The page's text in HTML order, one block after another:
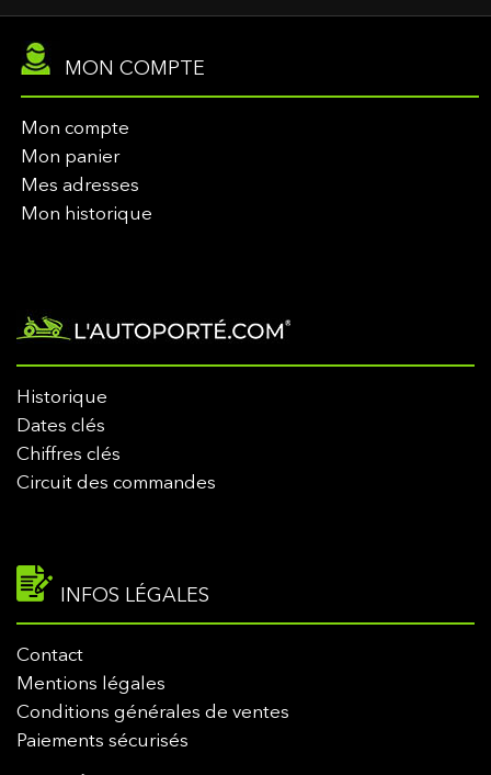
MON COMPTE
Mon compte
Mon panier
Mes adresses
Mon historique
Historique
Dates clés
Chiffres clés
Circuit des commandes
INFOS LÉGALES
Contact
Mentions légales
Conditions générales de ventes
Paiements sécurisés